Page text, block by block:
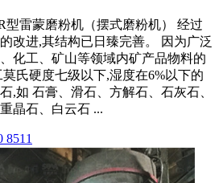
型雷蒙磨粉机（摆式磨粉机） 经过
改进,其结构已日臻完善。 因为广泛
化工、矿山等领域内矿产品物料的
氏硬度七级以下,湿度在6%以下的
,如 石膏、滑石、方解石、石灰石、
晶石、白云石 ...
8511